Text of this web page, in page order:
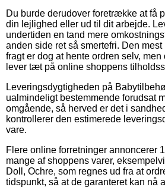
Du burde derudover foretrække at få
din lejlighed eller ud til dit arbejde.
undertiden en tand mere
anden side ret så smertefri. Den
fragt er dog at hente ordren selv, men
lever tæt på online shoppens
Leveringsdygtigheden på
ualmindeligt bestemmende forudsat
omgående, så herved er det i
kontrollerer den estimerede
vare.
Flere online forretninger annoncerer
mange af shoppens varer,
Doll, Ochre, som regnes ud fra at
tidspunkt, så at de garanteret kan nå